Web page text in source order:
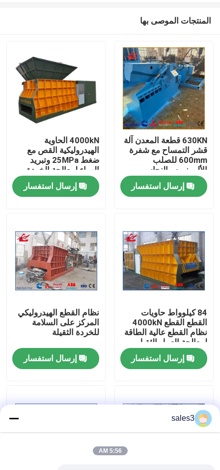
المنزل
حولنا
جولة في المصنع
مراقبة الجودة
اتصل بنا
أخبار
القضايا
اطلب اقتباس
المنتجات الموصى بها
630KN قطعة المعدن آلة
قشر التمساح مع شفرة
600mm للصلب
الألومنيوم والنحاس
الخردة
إرسال استفسار
4000kN الحاوية
الهيدروليكية القص مع
ضغط 25MPa وتبريد
الهواء لمعالجة الخردة
إرسال استفسار
84 كيلوواط حاويات
القطع القطع 4000kN
نظام القطع عالية الطاقة
لمعالجة العمل الثقيل
إرسال استفسار
نظام القطع الهيدروليكي
المركز على السلامة
للخردة الثقيلة
إرسال استفسار
sales3
5:56 AM